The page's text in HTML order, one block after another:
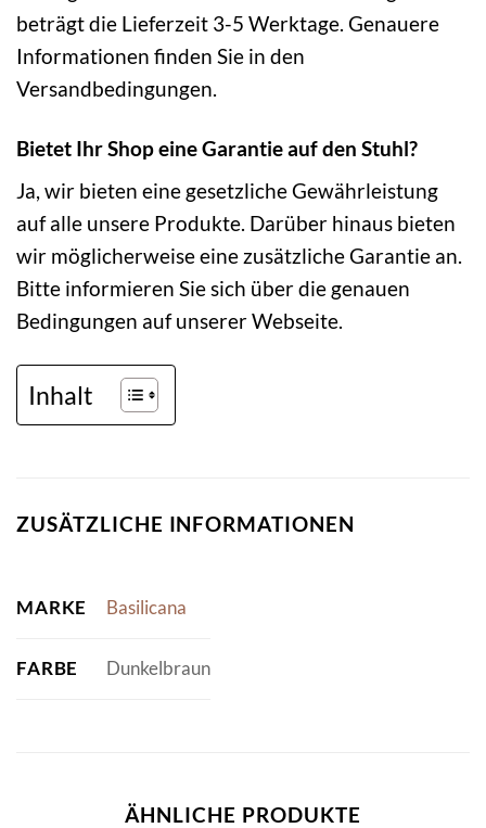
beträgt die Lieferzeit 3-5 Werktage. Genauere
Informationen finden Sie in den
Versandbedingungen.
Bietet Ihr Shop eine Garantie auf den Stuhl?
Ja, wir bieten eine gesetzliche Gewährleistung
auf alle unsere Produkte. Darüber hinaus bieten
wir möglicherweise eine zusätzliche Garantie an.
Bitte informieren Sie sich über die genauen
Bedingungen auf unserer Webseite.
Inhalt
ZUSÄTZLICHE INFORMATIONEN
MARKE Basilicana
FARBE Dunkelbraun
ÄHNLICHE PRODUKTE